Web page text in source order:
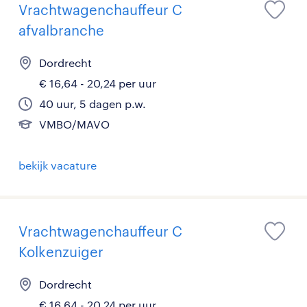
Vrachtwagenchauffeur C
afvalbranche
Dordrecht
€ 16,64 - 20,24 per uur
40 uur, 5 dagen p.w.
VMBO/MAVO
bekijk vacature
Vrachtwagenchauffeur C
Kolkenzuiger
Dordrecht
€ 16,64 - 20,24 per uur